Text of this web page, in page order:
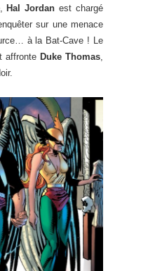
Hal Jordan est chargé
sur une menace
à la Bat-Cave ! Le
affronte Duke Thomas